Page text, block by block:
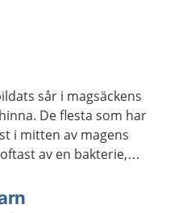
sår i magsäckens
De flesta som har
i mitten av magens
av en bakterie,
med behandling.